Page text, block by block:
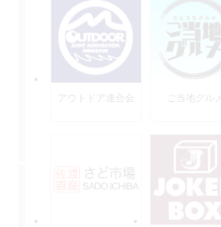
アウトドア連合会 ご当地グルメ